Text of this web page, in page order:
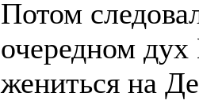
Потом
очередном
жениться на